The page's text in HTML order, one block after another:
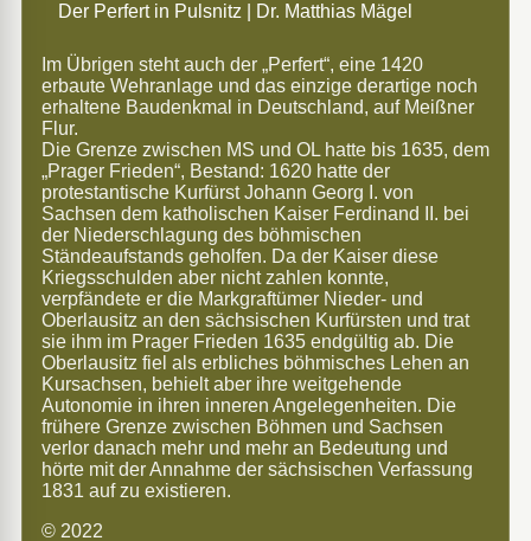
Der Perfert in Pulsnitz | Dr. Matthias Mägel
Im Übrigen steht auch der „Perfert“, eine 1420
erbaute Wehranlage und das einzige derartige noch
erhaltene Baudenkmal in Deutschland, auf Meißner
Flur.
Die Grenze zwischen MS und OL hatte bis 1635, dem
„Prager Frieden“, Bestand: 1620 hatte der
protestantische Kurfürst Johann Georg I. von
Sachsen dem katholischen Kaiser Ferdinand II. bei
der Niederschlagung des böhmischen
Ständeaufstands geholfen. Da der Kaiser diese
Kriegsschulden aber nicht zahlen konnte,
verpfändete er die Markgraftümer Nieder- und
Oberlausitz an den sächsischen Kurfürsten und trat
sie ihm im Prager Frieden 1635 endgültig ab. Die
Oberlausitz fiel als erbliches böhmisches Lehen an
Kursachsen, behielt aber ihre weitgehende
Autonomie in ihren inneren Angelegenheiten. Die
frühere Grenze zwischen Böhmen und Sachsen
verlor danach mehr und mehr an Bedeutung und
hörte mit der Annahme der sächsischen Verfassung
1831 auf zu existieren.
© 2022